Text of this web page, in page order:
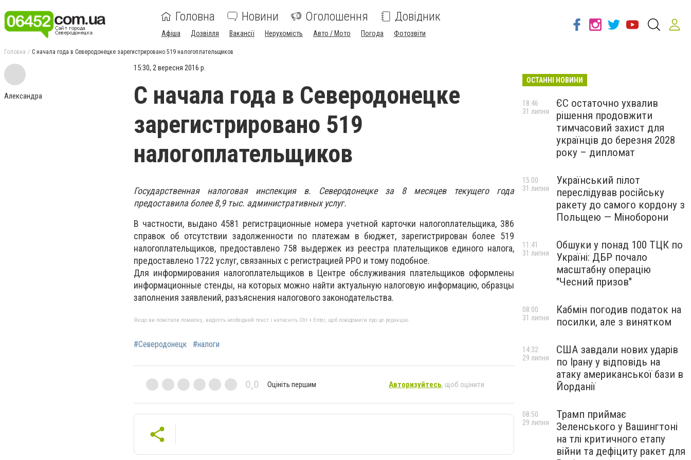
Головна Новини Оголошення Довідник
Афіша Дозвілля Вакансії Нерухомість Авто / Мото Погода Фотозвіти
Головна С начала года в Северодонецке зарегистрировано 519 налогоплательщиков
Александра
15:30, 2 вересня 2016 р.
С начала года в Северодонецке
зарегистрировано 519
налогоплательщиков
Государственная налоговая инспекция в. Северодонецке за 8 месяцев текущего года
предоставила более 8,9 тыс. административных услуг.
В частности, выдано 4581 регистрационные номера учетной карточки налогоплательщика, 386
справок об отсутствии задолженности по платежам в бюджет, зарегистрирован более 519
налогоплательщиков, предоставлено 758 выдержек из реестра плательщиков единого налога,
предоставлено 1722 услуг, связанных с регистрацией РРО и тому подобное.
Для информирования налогоплательщиков в Центре обслуживания плательщиков оформлены
информационные стенды, на которых можно найти актуальную налоговую информацию, образцы
заполнения заявлений, разъяснения налогового законодательства.
Якщо ви помітили помилку, виділіть необхідний текст і натисніть Ctrl + Enter, щоб повідомити про це редакцію
#Северодонецк #налоги
0,0 Оцініть першим Авторизуйтесь, щоб оцінити
ОСТАННІ НОВИНИ
ЄС остаточно ухвалив
рішення продовжити
тимчасовий захист для
українців до березня 2028
року – дипломат
18:46
31 липня
Український пілот
переслідував російську
ракету до самого кордону з
Польщею — Міноборони
15:00
31 липня
Обшуки у понад 100 ТЦК по
Україні: ДБР почало
масштабну операцію
"Чесний призов"
11:41
31 липня
Кабмін погодив податок на
посилки, але з винятком
08:00
31 липня
США завдали нових ударів
по Ірану у відповідь на
атаку американської бази в
Йорданії
14:32
29 липня
Трамп приймає
Зеленського у Вашингтоні
на тлі критичного етапу
війни та дефіциту ракет для
08:50
29 липня